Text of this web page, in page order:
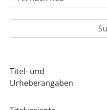
Titel- und
Urheberangaben